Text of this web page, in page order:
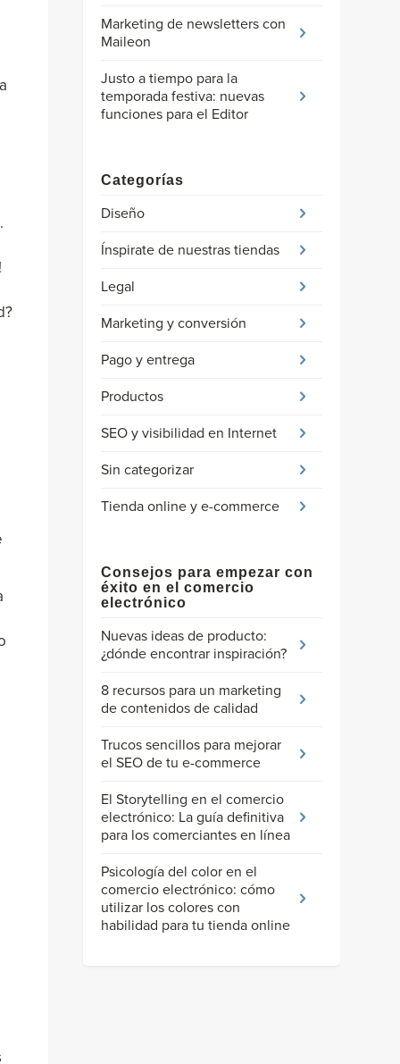
Marketing de newsletters con
Maileon
Justo a tiempo para la
temporada festiva: nuevas
funciones para el Editor
Categorías
Diseño
Ínspirate de nuestras tiendas
Legal
Marketing y conversión
Pago y entrega
Productos
SEO y visibilidad en Internet
Sin categorizar
Tienda online y e-commerce
Consejos para empezar con
éxito en el comercio
electrónico
Nuevas ideas de producto:
¿dónde encontrar inspiración?
8 recursos para un marketing
de contenidos de calidad
Trucos sencillos para mejorar
el SEO de tu e-commerce
El Storytelling en el comercio
electrónico: La guía definitiva
para los comerciantes en línea
Psicología del color en el
comercio electrónico: cómo
utilizar los colores con
habilidad para tu tienda online